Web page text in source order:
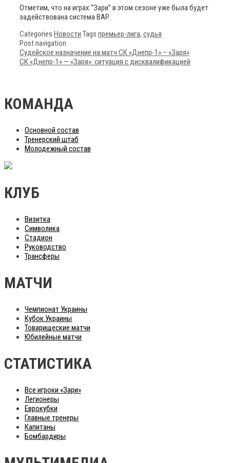
Отметим, что на играх “Зари” в этом сезоне уже была будет
задействована система ВАР.
Categories Новости Tags премьер-лига, судья
Post navigation
Судейское назначение на матч СК «Днепр-1» – «Заря»
СК «Днепр-1» — «Заря»: ситуация с дисквалификацией
КОМАНДА
Основной состав
Тренерский штаб
Молодежный состав
КЛУБ
Визитка
Символика
Стадион
Руководство
Трансферы
МАТЧИ
Чемпионат Украины
Кубок Украины
Товарищеские матчи
Юбилейные матчи
СТАТИСТИКА
Все игроки «Зари»
Легионеры
Еврокубки
Главные тренеры
Капитаны
Бомбардиры